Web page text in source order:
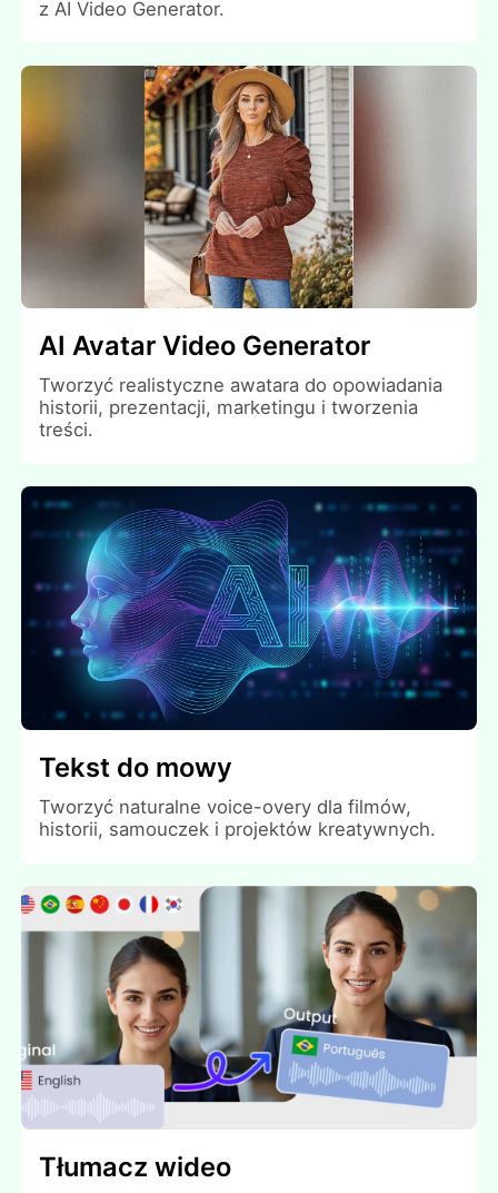
z AI Video Generator.
AI Avatar Video Generator
Tworzyć realistyczne awatara do opowiadania
historii, prezentacji, marketingu i tworzenia
treści.
Tekst do mowy
Tworzyć naturalne voice-overy dla filmów,
historii, samouczek i projektów kreatywnych.
Tłumacz wideo